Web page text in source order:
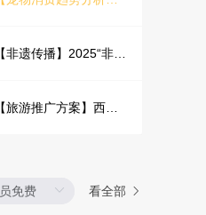
【非遗传播】2025“非遗融入现代生活”互联网平台助力非遗传播与消费专题报告（PDF格式）
【旅游推广方案】西安城市旅游介绍PPT（古风/文化/历史）
看全部